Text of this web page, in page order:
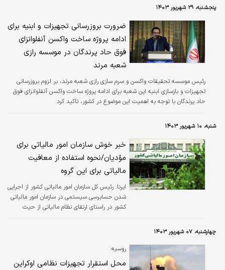
پنجشنبه، ۲۹ شهریور ۱۴۰۳
ضرورت بروزرسانی تجهیزات و ابنیه برای
ادامه پروژه ساخت واکسن آنفلوانزای
فوق حاد پرندگان در موسسه رازی
شعبه مرند
رئیس موسسه تحقیقات واکسن و سرم سازی رازی شعبه مرند، بر لزوم بروزرسانی
تجهیزات و بازسازی ابنیه این شعبه برای ادامه پروژه ساخت واکسن آنفلوانزای فوق
حاد پرندگان با توجه به اهمیت این موضوع در کشور، تاکید کرد.
شنبه، ۱۰ شهریور ۱۴۰۳
خبر خوش سازمان امور مالیاتی برای
مؤدیان/نحوه استفاده از معافیت
مالیاتی برای این گروه
ایرنا: رئیس کل سازمان امور مالیاتی کشور از اجرایی
شدن حسابرسی سیستمی در سازمان امور مالیاتی
کشور در راستای ارتقای نظام مالیاتی از حیث
چهارشنبه، ۰۷ شهریور ۱۴۰۳
روسیه:
محل استقرار تجهیزات نظامی اوکراین